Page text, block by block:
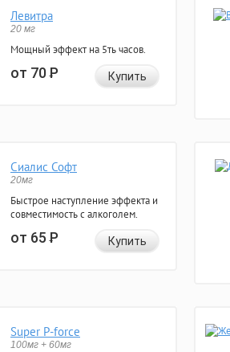
Левитра
20 мг
Мощный эффект на 5ть часов.
от 70Р Купить
Сиалис Софт
20мг
Быстрое наступление эффекта и
совместимость с алкоголем.
от 65Р Купить
Super P-force
100мг + 60мг